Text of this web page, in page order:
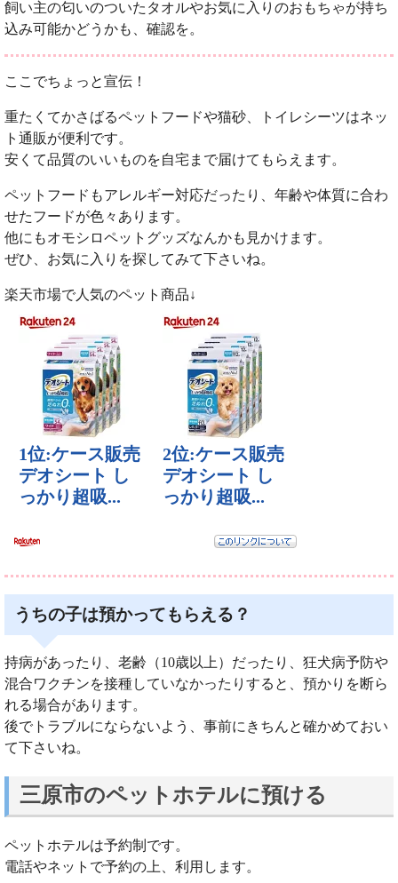
飼い主の匂いのついたタオルやお気に入りのおもちゃが持ち
込み可能かどうかも、確認を。
ここでちょっと宣伝！
重たくてかさばるペットフードや猫砂、トイレシーツはネッ
ト通販が便利です。
安くて品質のいいものを自宅まで届けてもらえます。
ペットフードもアレルギー対応だったり、年齢や体質に合わ
せたフードが色々あります。
他にもオモシロペットグッズなんかも見かけます。
ぜひ、お気に入りを探してみて下さいね。
楽天市場で人気のペット商品↓
うちの子は預かってもらえる？
持病があったり、老齢（10歳以上）だったり、狂犬病予防や
混合ワクチンを接種していなかったりすると、預かりを断ら
れる場合があります。
後でトラブルにならないよう、事前にきちんと確かめておい
て下さいね。
三原市のペットホテルに預ける
ペットホテルは予約制です。
電話やネットで予約の上、利用します。